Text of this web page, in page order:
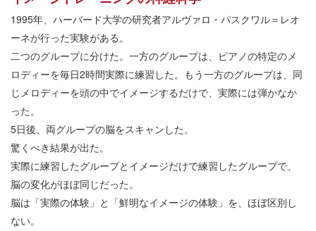
1995年、ハーバード大学の研究者アルヴァロ・パスクワル＝レオ
ーネが行った実験がある。
二つのグループに分けた。一方のグループは、ピアノの特定のメ
ロディーを毎日2時間実際に練習した。もう一方のグループは、同
じメロディーを頭の中でイメージするだけで、実際には弾かなか
った。
5日後、両グループの脳をスキャンした。
驚くべき結果が出た。
実際に練習したグループとイメージだけで練習したグループで、
脳の変化がほぼ同じだった。
脳は「実際の体験」と「鮮明なイメージの体験」を、ほぼ区別し
ない。